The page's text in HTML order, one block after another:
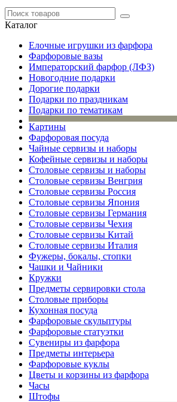
Каталог
Елочные игрушки из фарфора
Фарфоровые вазы
Императорский фарфор (ЛФЗ)
Новогодние подарки
Дорогие подарки
Подарки по праздникам
Подарки по тематикам
Картины
Фарфоровая посуда
Чайные сервизы и наборы
Кофейные сервизы и наборы
Столовые сервизы и наборы
Столовые сервизы Венгрия
Столовые сервизы Россия
Столовые сервизы Япония
Столовые сервизы Германия
Столовые сервизы Чехия
Столовые сервизы Китай
Столовые сервизы Италия
Фужеры, бокалы, стопки
Чашки и Чайники
Кружки
Предметы сервировки стола
Столовые приборы
Кухонная посуда
Фарфоровые скульптуры
Фарфоровые статуэтки
Сувениры из фарфора
Предметы интерьера
Фарфоровые куклы
Цветы и корзины из фарфора
Часы
Штофы